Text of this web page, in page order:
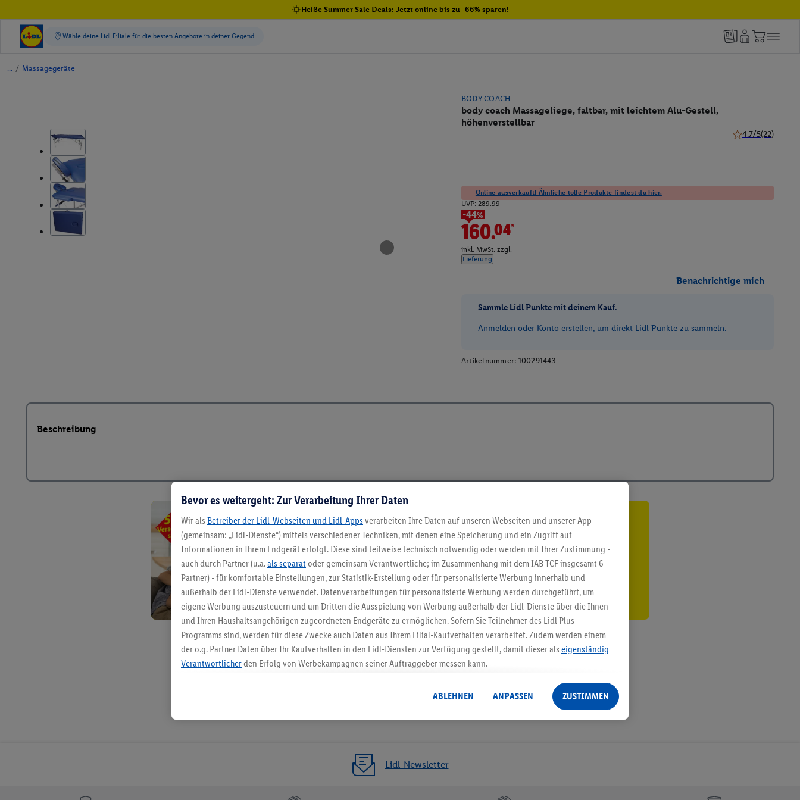
Heiße Summer Sale Deals: Jetzt online bis zu -66% sparen!
/ Massagegeräte
BODY COACH
body coach Massageliege, faltbar, mit leichtem Alu-Gestell,
höhenverstellbar
4.7/5(22)
Online ausverkauft! Ähnliche tolle Produkte findest du hier.
UVP: 289.99
-44%
160.04*
inkl. MwSt. zzgl.
Lieferung
Benachrichtige mich
Sammle Lidl Punkte mit deinem Kauf.
Anmelden oder Konto erstellen, um direkt Lidl Punkte zu sammeln.
Artikelnummer: 100291443
Beschreibung
5.95 € Versand sparen³²ᵃ
Jetzt zum Newsletter anmelden
Gutschein sichern!
Lidl-Newsletter
Bevor es weitergeht: Zur Verarbeitung Ihrer Daten
Wir als Betreiber der Lidl-Webseiten und Lidl-Apps verarbeiten Ihre Daten auf unseren Webseiten und unserer App
(gemeinsam: „Lidl-Dienste“) mittels verschiedener Techniken, mit denen eine Speicherung und ein Zugriff auf
Informationen in Ihrem Endgerät erfolgt. Diese sind teilweise technisch notwendig oder werden mit Ihrer Zustimmung -
auch durch Partner (u.a.als separat oder gemeinsam Verantwortliche; im Zusammenhang mit dem IAB TCF insgesamt 6
Partner) - für komfortable Einstellungen, zur Statistik-Erstellung oder für personalisierte Werbung innerhalb und
außerhalb der Lidl-Dienste verwendet. Datenverarbeitungen für personalisierte Werbung werden durchgeführt, um
eigene Werbung auszusteuern und um Dritten die Ausspielung von Werbung außerhalb der Lidl-Dienste über die Ihnen
und Ihren Haushaltsangehörigen zugeordneten Endgeräte zu ermöglichen. Sofern Sie Teilnehmer des Lidl Plus-
Programms sind, werden für diese Zwecke auch Daten aus Ihrem Filial-Kaufverhalten verarbeitet. Zudem werden einem
der o.g. Partner Daten über Ihr Kaufverhalten in den Lidl-Diensten zur Verfügung gestellt, damit dieser als eigenständig
Verantwortlicherden Erfolg von Werbekampagnen seiner Auftraggeber messen kann.
angereicherten Profilen. Dies umfasst die Zusammenführung von Daten (z.B. über Ihre Nutzung der Lidl-Dienste, Ihr
Kaufverhalten in den Lidl-Diensten, Informationen aus Ihrem Kundenkonto - z.B. Alter oder Geschlecht - sowie Ihre
genauen Standortdaten) auch über verschiedene Endgeräte und Lidl-Dienste hinweg einschließlich dem Speichern von
Erfolgsmessung der Werbung, zur Zielgruppenforschung, zur Entwicklung von Angeboten sowie zur technischen
Sicherung und Optimierung dieser Werbeausspielungen.
ABLEHNEN ANPASSEN ZUSTIMMEN